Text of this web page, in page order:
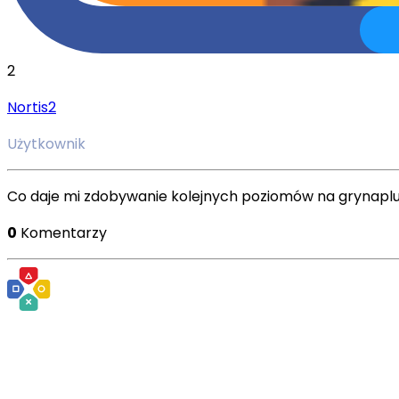
2
Nortis2
Użytkownik
Co daje mi zdobywanie kolejnych poziomów na
0 Komentarzy